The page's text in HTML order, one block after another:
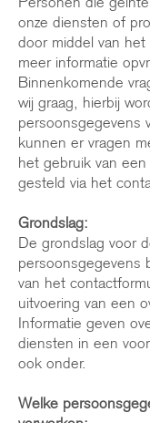
onze diensten of
door middel van
meer informatie
Binnenkomende
wij graag, hierbij
persoonsgegevens
kunnen er vragen
het gebruik van
gesteld via het
Grondslag:
De grondslag voor
persoonsgegevens
van het
uitvoering van een
Informatie geven
diensten in een
ook onder.
Welke